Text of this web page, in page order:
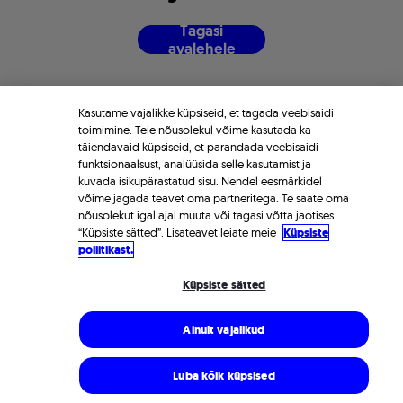
Tagasi
avalehele
Kasutame vajalikke küpsiseid, et tagada veebisaidi
toimimine. Teie nõusolekul võime kasutada ka
täiendavaid küpsiseid, et parandada veebisaidi
funktsionaalsust, analüüsida selle kasutamist ja
kuvada isikupärastatud sisu. Nendel eesmärkidel
võime jagada teavet oma partneritega. Te saate oma
nõusolekut igal ajal muuta või tagasi võtta jaotises
“Küpsiste sätted”. Lisateavet leiate meie Küpsiste
poliitikast.
Küpsiste sätted
Ainult vajalikud
Luba kõik küpsised